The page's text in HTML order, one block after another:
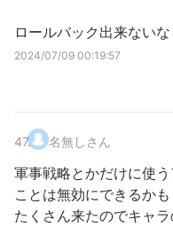
ロールバック出来ない
2024/07/09 00:19:57
47. 名無しさん
軍事戦略とかだけに使
ことは無効にできるか
たくさん来たのでキャ